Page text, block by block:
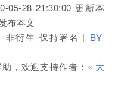
05-28 21:30:00 更新本
布本文
非衍生-保持署名 | BY-
，欢迎支持作者： « 大